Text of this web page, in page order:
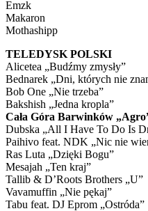
Emzk
Makaron
Mothashipp
TELEDYSK POLSKI
Alicetea „Budźmy zmysły”
Bednarek „Dni, których nie
Bob One „Nie trzeba”
Bakshish „Jedna kropla”
Cała Góra Barwinków
Dubska „All I Have To Do Is
Paihivo feat. NDK „Nic nie
Ras Luta „Dzięki Bogu”
Mesajah „Ten kraj”
Tallib & D’Roots Brothers „U”
Vavamuffin „Nie pękaj”
Tabu feat. DJ Eprom „Ostróda”